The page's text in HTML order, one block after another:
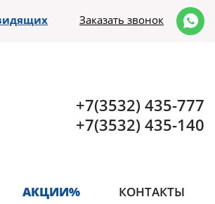
Заказать звонок
+7(3532) 435-777
+7(3532) 435-140
АКЦИИ% КОНТАКТЫ